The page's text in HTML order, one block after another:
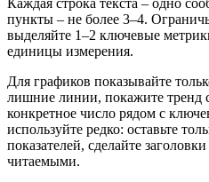
пункты – не более 3–4.
выделяйте 1–2 ключевые
единицы измерения.
Для графиков показывайте
лишние линии, покажите тренд
конкретное число рядом с
используйте редко: оставьте
показателей, сделайте
читаемыми.